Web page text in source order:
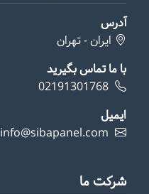
آدرس
ایران - تهران
با ما تماس بگیرید
02191301768
ایمیل
info@sibapanel.com
شرکت ما